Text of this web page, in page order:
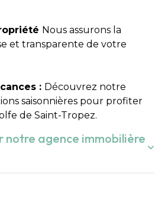
clients et valoriser le marché
et fils s’associent pour
personnalisé à chaque client.
Nous assurons la
et transparente de votre
: Découvrez notre
saisonnières pour profiter
de Saint-Tropez.
notre agence immobilière